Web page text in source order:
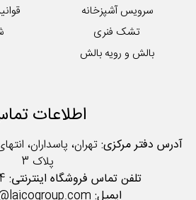
سرویس آشپزخانه
تشک فنری
بالش و رویه بالش
اطلاعات
آدرس دفتر مرکزی:تهران، پاسداران،
پلاک 3
تلفن تماس فروشگاه اینترنتی:
ایمیل: